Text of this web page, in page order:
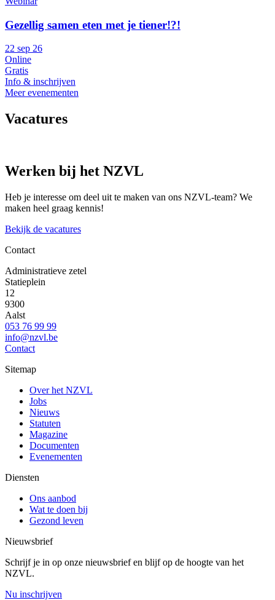
Gezellig samen eten met je tiener!?!
22 sep 26
Online
Gratis
Info & inschrijven
Meer evenementen
Vacatures
Werken bij het NZVL
Heb je interesse om deel uit te maken van ons NZVL-team? We
maken heel graag kennis!
Bekijk de vacatures
Contact
Administratieve zetel
Statieplein
12
9300
Aalst
053 76 99 99
info@nzvl.be
Contact
Sitemap
Over het NZVL
Jobs
Nieuws
Statuten
Magazine
Documenten
Evenementen
Diensten
Ons aanbod
Wat te doen bij
Gezond leven
Nieuwsbrief
Schrijf je in op onze nieuwsbrief en blijf op de hoogte van het
NZVL.
Nu inschrijven